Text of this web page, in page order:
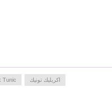
Tunic اكريليك تونيك